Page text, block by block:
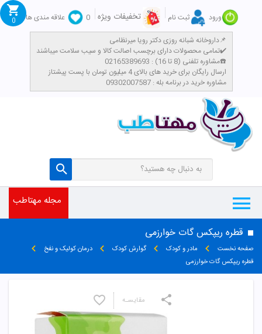
ورود ثبت نام تخفیفات ویژه 0
علاقه مندی ها
داروخانه شبانه روزی دکتر رویا میرنظامی📌
تمامی محصولات دارای برچسب اصالت کالا و سیب سلامت میباشند✔️
مشاوره تلفنی (8 تا 16) : 02165389693☎️
​ارسال رایگان برای خرید های بالای 4 میلیون تومان با پست پیشتاز
مشاوره خرید در برنامه بله : 09302007587
0
مجله مهتاطب
قطره ریپکس گات خوارزمی
صفحه نخست مادر و کودک گوارش کودک
درمان کولیک و نفخ
قطره ریپکس گات خوارزمی
مقایسـه